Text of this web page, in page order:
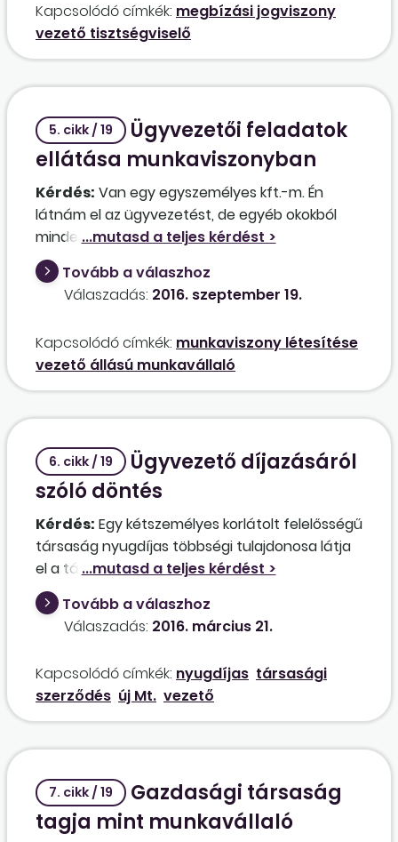
biztosított. Ez utóbbi ügyvezető magyar
munkaviszonya hamarosan megszűnik, és a
cége ausztriai központjában jogfolytonosan
fogják alkalmazni, így Ausztriában lesz
marad, Ausztriában ideiglenes lakcímmel fog
rendelkezni. Maradhat-e ingyenes megbízási
szerződéssel a cég ügyvezetője? Ha nem,
milyen módon maradhat ügyvezető? Ha nem
kíván ügyvezető maradni, és mást választ
helyette a társaság, ehhez társasági
szerződést kell módosítani?
Kapcsolódó címkék: megbízási jogviszony
vezető tisztségviselő
5. cikk / 19
Ügyvezetői feladatok
ellátása munkaviszonyban
Kérdés: Van egy egyszemélyes kft.-m. Én
látnám el az ügyvezetést, de egyéb okokból
mindenképp munkaviszonyt létesítenék. Van
arra mód, hogy a saját cégemben
munkaviszonyban legyek ügyvezető?
Tovább a válaszhoz
Válaszadás: 2016. szeptember 19.
Kapcsolódó címkék: munkaviszony létesítése
vezető állású munkavállaló
6. cikk / 19
Ügyvezető díjazásáról
szóló döntés
Kérdés: Egy kétszemélyes korlátolt felelősségű
társaság nyugdíjas többségi tulajdonosa látja
el a társaság ügyvezetését. Lehetséges-e a
havi jövedelmének megemelése, amennyiben a
kisebbségi tulajdonos a taggyűlésen nem járul
hozzá az ügyvezető havi díjazásának
Tovább a válaszhoz
Válaszadás: 2016. március 21.
Kapcsolódó címkék: nyugdíjas társasági
szerződés új Mt. vezető
7. cikk / 19
Gazdasági társaság
tagja mint munkavállaló